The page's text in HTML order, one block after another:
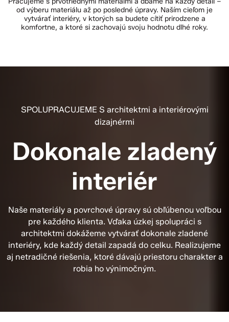
od výberu materiálu až po posledné úpravy. Naším cieľom je
vytvárať interiéry, v ktorých sa budete cítiť prirodzene a
komfortne, a ktoré si zachovajú svoju hodnotu dlhé roky.
SPOLUPRACUJEME S architektmi a interiérovými
dizajnérmi
Dokonale zladený
interiér
Naše materiály a povrchové úpravy sú obľúbenou voľbou
pre každého klienta. Vďaka úzkej spolupráci s
architektmi dokážeme vytvárať dokonale zladené
interiéry, kde každý detail zapadá do celku. Realizujeme
aj netradičné riešenia, ktoré dávajú priestoru charakter a
robia ho výnimočným.